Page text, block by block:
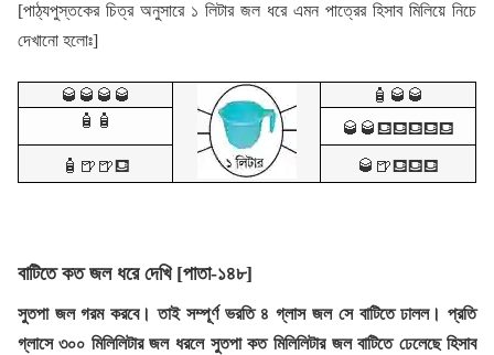
[পাঠ্যপুস্তকের চিত্র অনুসারে ১ লিটার জল ধরে এমন পাত্রের হিসাব মিলিয়ে নিচে
দেখানো হলোঃ]
🥃🥃🥃🥃
🧴🥃🥃
🧴🧴
🥃🥃⛾⛾⛾⛾⛾
🧴 🍺🍺⛾ 🥃 🍺⛾⛾⛾
বাটিতে কত জল ধরে দেখি [পাতা-১৪৮]
সুতপা জল গরম করবে। তাই সম্পূর্ণ ভরতি ৪ গ্লাস জল সে বাটিতে ঢালল। প্রতি
গ্লাসে ৩০০ মিলিলিটার জল ধরলে সুতপা কত মিলিলিটার জল বাটিতে ঢেলেছে হিসাব